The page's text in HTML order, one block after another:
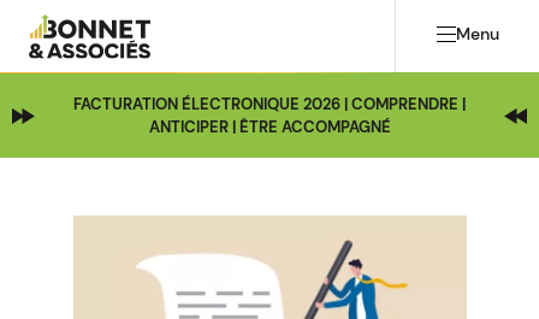
Menu
FACTURATION ÉLECTRONIQUE 2026 | COMPRENDRE |
ANTICIPER | ÊTRE ACCOMPAGNÉ